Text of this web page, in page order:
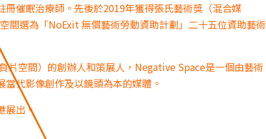
冊催眠治療師 。先後於2019年獲得張氏藝術獎（混合媒
間選為「NoExit 無償藝術勞動資助計劃」二十五位資助藝術
片空間）的創辦人和策展人，Negative Space是一個由藝術
代影像創作及以鏡頭為本的媒體。
展出。